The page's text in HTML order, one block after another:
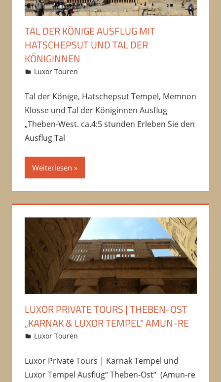
TAL DER KÖNIGE AUSFLUG MIT
HATSCHEPSUT UND TAL DER
KÖNIGINNEN
10/10/2016
Amru
Luxor Touren
Tal der Könige, Hatschepsut Tempel, Memnon
Klosse und Tal der Königinnen Ausflug
„Theben-West. ca.4:5 stunden Erleben Sie den
Ausflug Tal
Weiterlesen
LUXOR PRIVATE TOURS | THEBEN-OST
„KARNAK & LUXOR TEMPEL“ AMUN-RE
08/10/2016
Amru
Luxor Touren
Luxor Private Tours | Karnak Tempel und
Luxor Tempel Ausflug“ Theben-Ost“ (Amun-re